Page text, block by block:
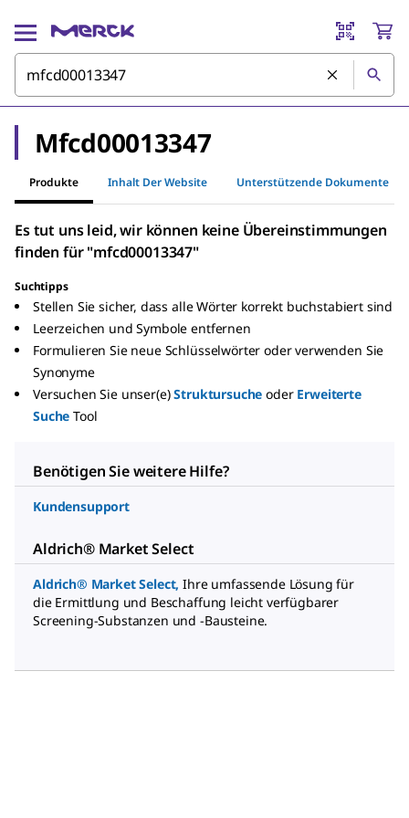
Mfcd00013347
Produkte Inhalt Der Website Unterstützende Dokumente
Es tut uns leid, wir können keine Übereinstimmungen
finden für "mfcd00013347"
Suchtipps
Stellen Sie sicher, dass alle Wörter korrekt buchstabiert sind
Leerzeichen und Symbole entfernen
Formulieren Sie neue Schlüsselwörter oder verwenden Sie
Synonyme
Versuchen Sie unser(e) Struktursuche oder Erweiterte
Suche Tool
Benötigen Sie weitere Hilfe?
Kundensupport
Aldrich® Market Select
Aldrich® Market Select, Ihre umfassende Lösung für
die Ermittlung und Beschaffung leicht verfügbarer
Screening-Substanzen und -Bausteine.